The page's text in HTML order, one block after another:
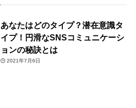
あなたはどのタイプ？潜在意識タ
イプ！円滑なSNSコミュニケーシ
ョンの秘訣とは
2021年7月6日